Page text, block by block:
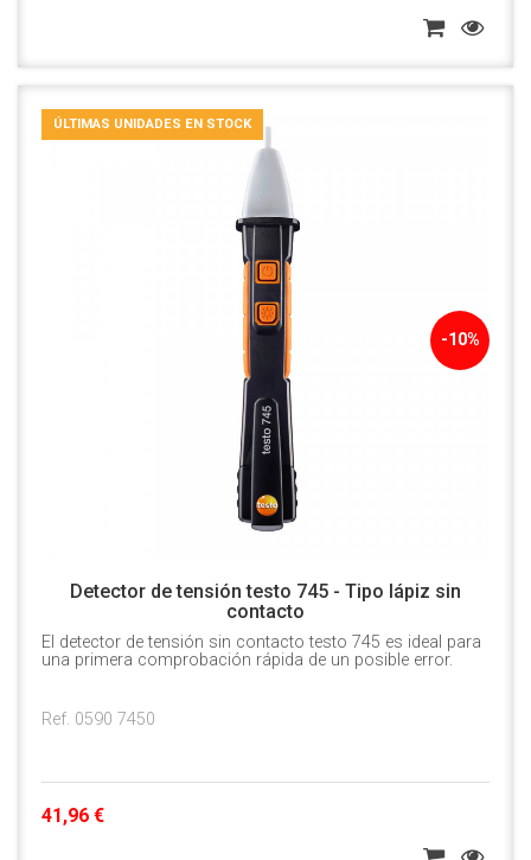
-10%
ÚLTIMAS UNIDADES EN STOCK
Detector de tensión testo 745 - Tipo lápiz sin
contacto
El detector de tensión sin contacto testo 745 es ideal para
una primera comprobación rápida de un posible error.
Ref. 0590 7450
41,96 €